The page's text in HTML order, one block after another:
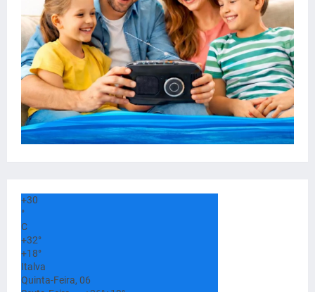
+30
°
C
+32°
+18°
Italva
Quinta-Feira, 06